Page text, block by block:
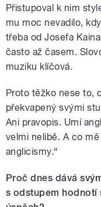
Přistupoval k nim
mu moc nevadilo,
třeba od Josefa
často až časem.
muziku klíčová.
Proto těžko nese to,
překvapený svými
Ani pravopis. Umí
velmi nelibě. A co
anglicismy.“
Proč dnes dává
s odstupem hodnotí